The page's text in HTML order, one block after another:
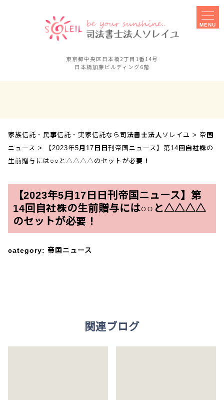
東京都中央区日本橋2丁目1番14号
日本橋加藤ビルディング6階家族信託
事業承継対策
セミナー
相談会
アクセス
MENU
家族信託・民事信託・実家信託なら司法書士法人ソレイユ > 帝国
ニュース >
【2023年5月17日日刊帝国ニュース】第14回自社株の
生前贈与には○○と△△△△のセットが必要！
【2023年5月17日日刊帝国ニュース】第
14回自社株の生前贈与には○○と△△△△
のセットが必要！
category: 帝国ニュース
関連ブログ